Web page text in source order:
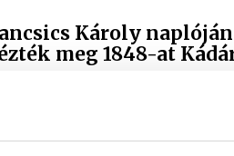
Károly
meg 1848-at
MÁRCIUS 15. 13:03